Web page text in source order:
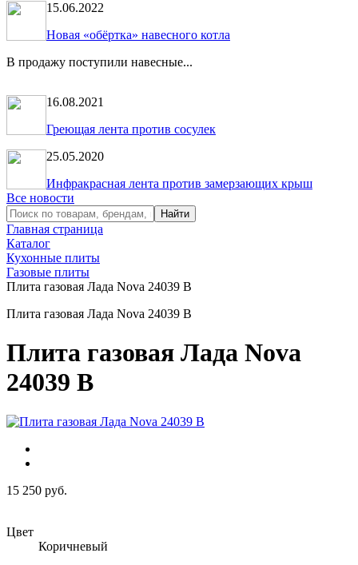
15.06.2022
Новая «обёртка» навесного котла
В продажу поступили навесные...
16.08.2021
Греющая лента против сосулек
25.05.2020
Инфракрасная лента против замерзающих крыш
Все новости
Главная страница
Каталог
Кухонные плиты
Газовые плиты
Плита газовая Лада Nova 24039 B
Плита газовая Лада Nova 24039 B
Плита газовая Лада Nova
24039 B
15 250 руб.
Цвет
Коричневый